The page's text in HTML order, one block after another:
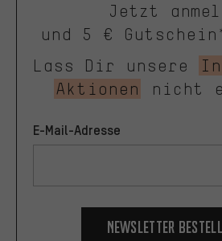
Jetzt
und 5 €
Lass Dir unsere
Aktionen
nicht
E-Mail-Adresse
Newsletter